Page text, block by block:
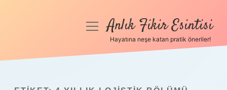
Anasayfa
menüyüAnlık Fikir Esintisi
Hayatına neşe katan pratik öneriler!